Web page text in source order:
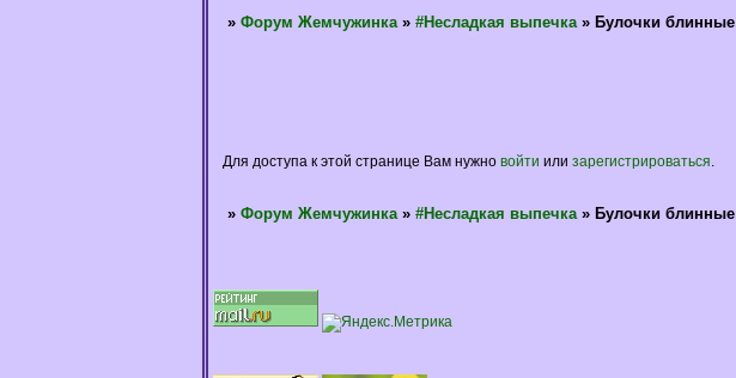
»Форум Жемчужинка »#Несладкая выпечка » Булочки блинные
Для доступа к этой странице Вам нужно войти или зарегистрироваться
»Форум Жемчужинка »#Несладкая выпечка »Булочки блинные